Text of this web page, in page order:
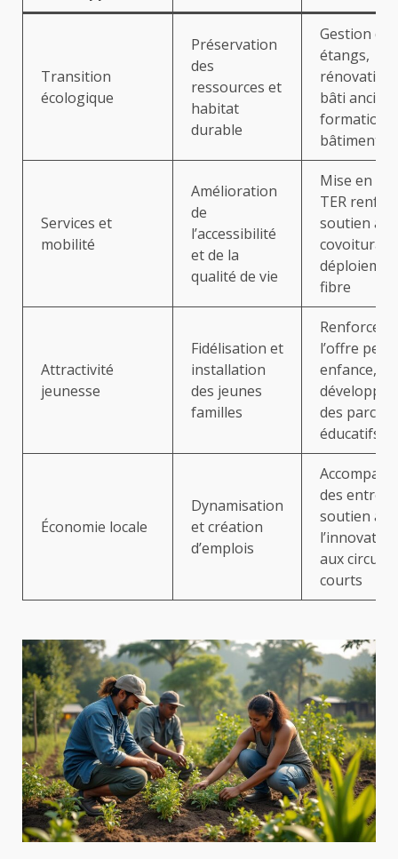
Transition
écologique
Préservation
des
ressources et
habitat
durable
Gestion des
étangs,
rénovation
bâti ancien,
formation
bâtiment
Services et
mobilité
Amélioration
de
l’accessibilité
et de la
qualité de vie
Mise en
TER
soutien au
fibre
Attractivité
jeunesse
Fidélisation et
installation
des jeunes
familles
l’offre
enfance,
des
éducatifs
Économie locale
Dynamisation
et création
d’emplois
des
soutien à
aux circuits
courts